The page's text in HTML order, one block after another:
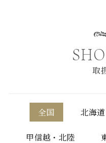
取
全国 北海道
甲信越・北陸